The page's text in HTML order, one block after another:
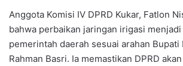
Anggota Komisi IV DPRD Kukar, Fatlon
bahwa perbaikan jaringan irigasi
pemerintah daerah sesuai arahan Bupati
Rahman Basri. Ia memastikan DPRD